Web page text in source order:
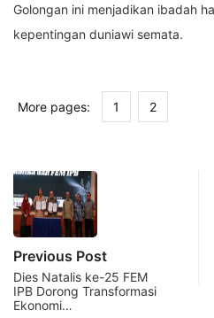
Golongan ini menjadikan ibadah
kepentingan duniawi semata.
More pages: 1 2
Previous Post
Dies Natalis ke-25 FEM
IPB Dorong Transformasi
Ekonomi…